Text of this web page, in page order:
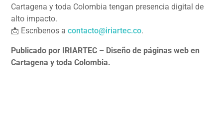
Cartagena y toda Colombia tengan presencia digital de
alto impacto.
📩 Escríbenos acontacto@iriartec.co.
Publicado por IRIARTEC – Diseño de páginas web en
Cartagena y toda Colombia.